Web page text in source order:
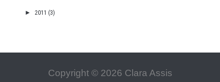
► 2011 (3)
Copyright © 2026 Clara Assis